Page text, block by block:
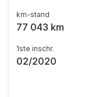
km-stand
77 043 km
1ste inschr.
02/2020